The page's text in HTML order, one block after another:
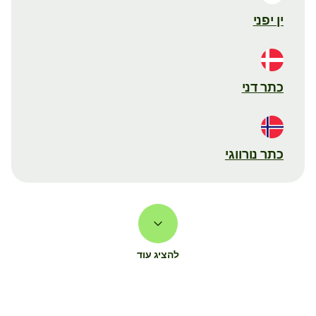
ין יפני
כתר דני
כתר נורווגי
להציג עוד